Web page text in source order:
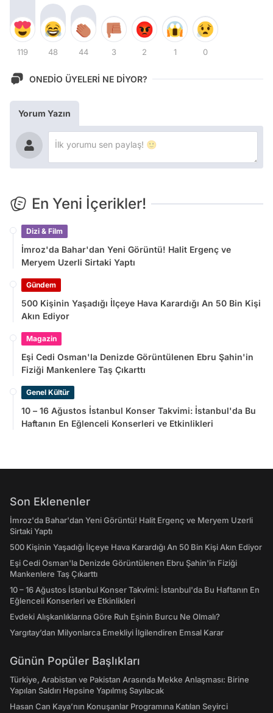
119 48 44 3 2 1 0
ONEDİO ÜYELERİ NE DİYOR?
Yorum Yazın
En Yeni İçerikler!
Dizi & Film
İmroz'da Bahar'dan Yeni Görüntü! Halit Ergenç ve
Meryem Uzerli Sirtaki Yaptı
Gündem
500 Kişinin Yaşadığı İlçeye Hava Karardığı An 50 Bin Kişi
Akın Ediyor
Magazin
Eşi Cedi Osman'la Denizde Görüntülenen Ebru Şahin'in
Fiziği Mankenlere Taş Çıkarttı
Genel Kültür
10 – 16 Ağustos İstanbul Konser Takvimi: İstanbul'da Bu
Haftanın En Eğlenceli Konserleri ve Etkinlikleri
Son Eklenenler
İmroz'da Bahar'dan Yeni Görüntü! Halit Ergenç ve Meryem Uzerli
Sirtaki Yaptı
500 Kişinin Yaşadığı İlçeye Hava Karardığı An 50 Bin Kişi Akın Ediyor
Eşi Cedi Osman'la Denizde Görüntülenen Ebru Şahin'in Fiziği
Mankenlere Taş Çıkarttı
10 – 16 Ağustos İstanbul Konser Takvimi: İstanbul'da Bu Haftanın En
Eğlenceli Konserleri ve Etkinlikleri
Evdeki Alışkanlıklarına Göre Ruh Eşinin Burcu Ne Olmalı?
Yargıtay’dan Milyonlarca Emekliyi İlgilendiren Emsal Karar
Günün Popüler Başlıkları
Türkiye, Arabistan ve Pakistan Arasında Mekke Anlaşması: Birine
Yapılan Saldırı Hepsine Yapılmış Sayılacak
Hasan Can Kaya’nın Konuşanlar Programına Katılan Seyirci